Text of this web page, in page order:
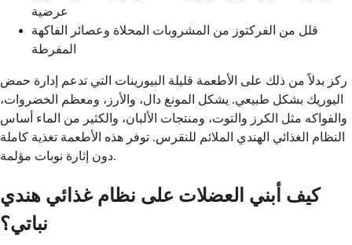
عرضية
قلل من الفركتوز من المشروبات المحلاة وعصائر الفاكهة
المفرطة
ركز بدلاً من ذلك على الأطعمة قليلة البيورينات التي تدعم إدارة حمض
اليوريك بشكل طبيعي. يشكل المونغ دال، والأرز، ومعظم الخضروات،
والفواكه مثل الكرز والتوت، ومنتجات الألبان، والكثير من الماء أساس
النظام الغذائي الهندي الملائم للنقرس. توفر هذه الأطعمة تغذية كاملة
دون إثارة نوبات مؤلمة.
كيف أبني العضلات على نظام غذائي هندي
نباتي؟